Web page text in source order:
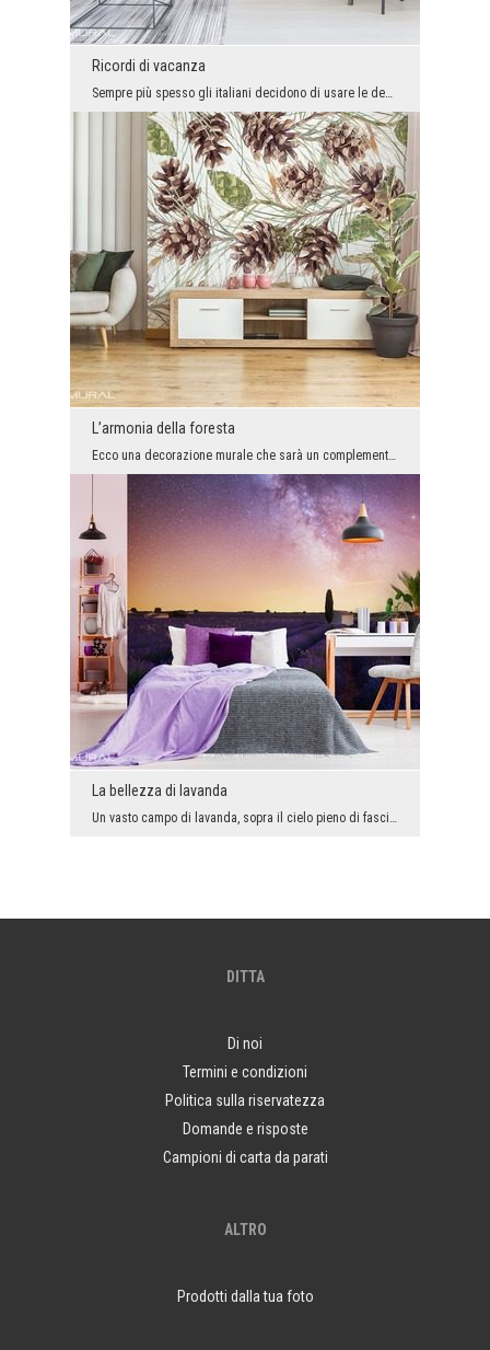
Ricordi di vacanza
Sempre più spesso gli italiani decidono di usare le decorazioni con motivi di stradine nei loro s...
L’armonia della foresta
Ecco una decorazione murale che sarà un complemento ideale per la stanza creata in stile scandina...
La bellezza di lavanda
Un vasto campo di lavanda, sopra il cielo pieno di fascino scintillante di rosa, viola e arancio ...
DITTA
Di noi
Termini e condizioni
Politica sulla riservatezza
Domande e risposte
Campioni di carta da parati
ALTRO
Prodotti dalla tua foto